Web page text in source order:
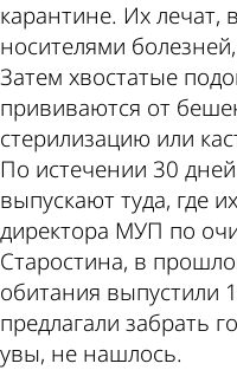
карантине. Их лечат,
носителями
Затем хвостатые
прививаются от
стерилизацию или
По истечении 30
выпускают туда, где
директора МУП по
Старостина, в
обитания выпустили
предлагали забрать
увы, не нашлось.